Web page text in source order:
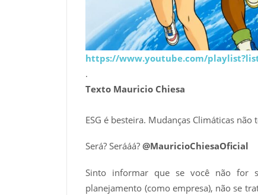
https://www.youtube.com/
.
Texto Mauricio Chiesa
ESG é besteira. Mudanças Climáticas
Será? Serááá?@MauricioChiesaOficial
Sinto informar que se você não for
planejamento (como empresa), não se